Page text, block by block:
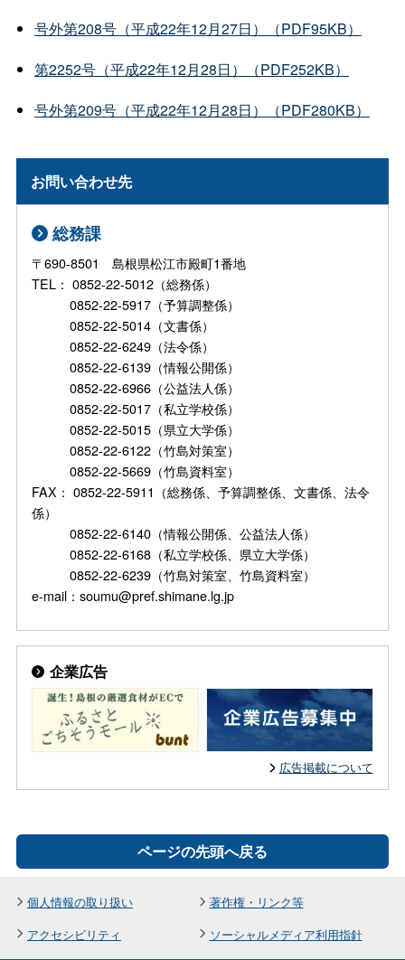
号外第208号（平成22年12月27日）（PDF95KB）
第2252号（平成22年12月28日）（PDF252KB）
号外第209号（平成22年12月28日）（PDF280KB）
お問い合わせ先
総務課
〒690-8501 島根県松江市殿町1番地
TEL： 0852-22-5012（総務係）
0852-22-5917（予算調整係）
0852-22-5014（文書係）
0852-22-6249（法令係）
0852-22-6139（情報公開係）
0852-22-6966（公益法人係）
0852-22-5017（私立学校係）
0852-22-5015（県立大学係）
0852-22-6122（竹島対策室）
0852-22-5669（竹島資料室）
FAX： 0852-22-5911（総務係、予算調整係、文書係、法令
係）
0852-22-6140（情報公開係、公益法人係）
0852-22-6168（私立学校係、県立大学係）
0852-22-6239（竹島対策室、竹島資料室）
e-mail：soumu@pref.shimane.lg.jp
企業広告
広告掲載について
ページの先頭へ戻る
個人情報の取り扱い
著作権・リンク等
アクセシビリティ
ソーシャルメディア利用指針